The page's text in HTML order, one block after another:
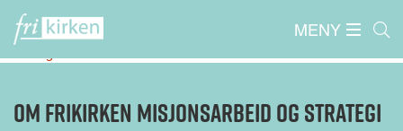
MENY
Forside/Misjon
Om Frikirken misjonsarbeid og
Om Frikirken misjonsarbeid og strategi